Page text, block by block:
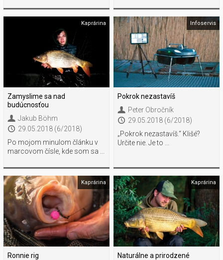
Kaprárina
Zamyslime sa nad
budúcnosťou
Jakub Böhm
29.05.2018 (6/2018)
Po mojom minulom článku v
marcovom čísle, kde som sa ...
Infoservis
Pokrok nezastavíš
Peter Obročník
29.05.2018 (6/2018)
„Pokrok nezastavíš.“ Klišé?
Určite nie. Je to ...
Kaprárina
Ronnie rig
Kaprárina
Naturálne a prirodzené